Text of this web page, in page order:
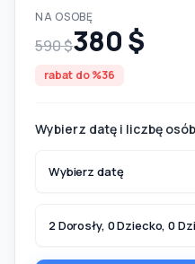
NA OSOBĘ
590 $380 $
rabat do %36
Wybierz datę i liczbę osób
Wybierz datę
2 Dorosły, 0 Dziecko, 0